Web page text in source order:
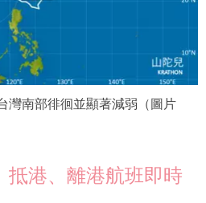
灣南部徘徊並顯著減弱（圖片
抵港、離港航班即時